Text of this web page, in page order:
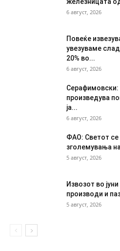
железницата
6 август, 2026
Повеќе
увезуваме
20% во...
6 август, 2026
произведува
ја...
6 август, 2026
ФАО: Светот се
зголемувања
5 август, 2026
Извозот во
производи и
5 август, 2026